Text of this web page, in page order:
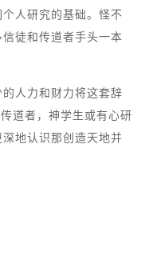
人研究的基础。怪不
徒和传道者手头一本
人力和财力将这套辞
道者，神学生或有心研
地认识那创造天地并